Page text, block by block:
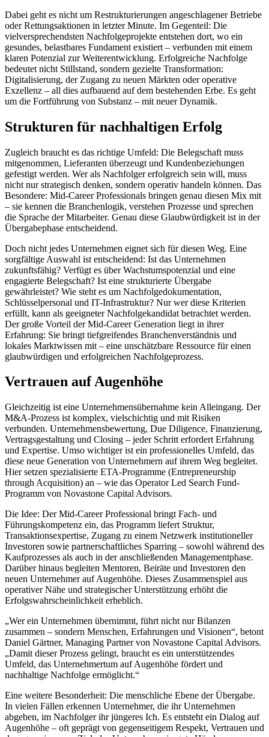
Dabei geht es nicht um Restrukturierungen angeschlagener Betriebe
oder Rettungsaktionen in letzter Minute. Im Gegenteil: Die
vielversprechendsten Nachfolgeprojekte entstehen dort, wo ein
gesundes, belastbares Fundament existiert – verbunden mit einem
klaren Potenzial zur Weiterentwicklung. Erfolgreiche Nachfolge
bedeutet nicht Stillstand, sondern gezielte Transformation:
Digitalisierung, der Zugang zu neuen Märkten oder operative
Exzellenz – all dies aufbauend auf dem bestehenden Erbe. Es geht
um die Fortführung von Substanz – mit neuer Dynamik.
Strukturen für nachhaltigen Erfolg
Zugleich braucht es das richtige Umfeld: Die Belegschaft muss
mitgenommen, Lieferanten überzeugt und Kundenbeziehungen
gefestigt werden. Wer als Nachfolger erfolgreich sein will, muss
nicht nur strategisch denken, sondern operativ handeln können. Das
Besondere: Mid-Career Professionals bringen genau diesen Mix mit
– sie kennen die Branchenlogik, verstehen Prozesse und sprechen
die Sprache der Mitarbeiter. Genau diese Glaubwürdigkeit ist in der
Übergabephase entscheidend.
Doch nicht jedes Unternehmen eignet sich für diesen Weg. Eine
sorgfältige Auswahl ist entscheidend: Ist das Unternehmen
zukunftsfähig? Verfügt es über Wachstumspotenzial und eine
engagierte Belegschaft? Ist eine strukturierte Übergabe
gewährleistet? Wie steht es um Nachfolgedokumentation,
Schlüsselpersonal und IT-Infrastruktur? Nur wer diese Kriterien
erfüllt, kann als geeigneter Nachfolgekandidat betrachtet werden.
Der große Vorteil der Mid-Career Generation liegt in ihrer
Erfahrung: Sie bringt tiefgreifendes Branchenverständnis und
lokales Marktwissen mit – eine unschätzbare Ressource für einen
glaubwürdigen und erfolgreichen Nachfolgeprozess.
Vertrauen auf Augenhöhe
Gleichzeitig ist eine Unternehmensübernahme kein Alleingang. Der
M&A-Prozess ist komplex, vielschichtig und mit Risiken
verbunden. Unternehmensbewertung, Due Diligence, Finanzierung,
Vertragsgestaltung und Closing – jeder Schritt erfordert Erfahrung
und Expertise. Umso wichtiger ist ein professionelles Umfeld, das
diese neue Generation von Unternehmern auf ihrem Weg begleitet.
Hier setzen spezialisierte ETA-Programme (Entrepreneurship
through Acquisition) an – wie das Operator Led Search Fund-
Programm von Novastone Capital Advisors.
Die Idee: Der Mid-Career Professional bringt Fach- und
Führungskompetenz ein, das Programm liefert Struktur,
Transaktionsexpertise, Zugang zu einem Netzwerk institutioneller
Investoren sowie partnerschaftliches Sparring – sowohl während des
Kaufprozesses als auch in der anschließenden Managementphase.
Darüber hinaus begleiten Mentoren, Beiräte und Investoren den
neuen Unternehmer auf Augenhöhe. Dieses Zusammenspiel aus
operativer Nähe und strategischer Unterstützung erhöht die
Erfolgswahrscheinlichkeit erheblich.
„Wer ein Unternehmen übernimmt, führt nicht nur Bilanzen
zusammen – sondern Menschen, Erfahrungen und Visionen“, betont
Daniel Gärtner, Managing Partner von Novastone Capital Advisors.
„Damit dieser Prozess gelingt, braucht es ein unterstützendes
Umfeld, das Unternehmertum auf Augenhöhe fördert und
nachhaltige Nachfolge ermöglicht.“
Eine weitere Besonderheit: Die menschliche Ebene der Übergabe.
In vielen Fällen erkennen Unternehmer, die ihr Unternehmen
abgeben, im Nachfolger ihr jüngeres Ich. Es entsteht ein Dialog auf
Augenhöhe – oft geprägt von gegenseitigem Respekt, Vertrauen und